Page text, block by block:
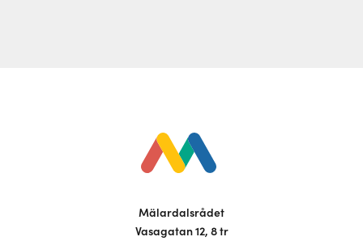
Mälardalsrådet
Vasagatan 12, 8 tr